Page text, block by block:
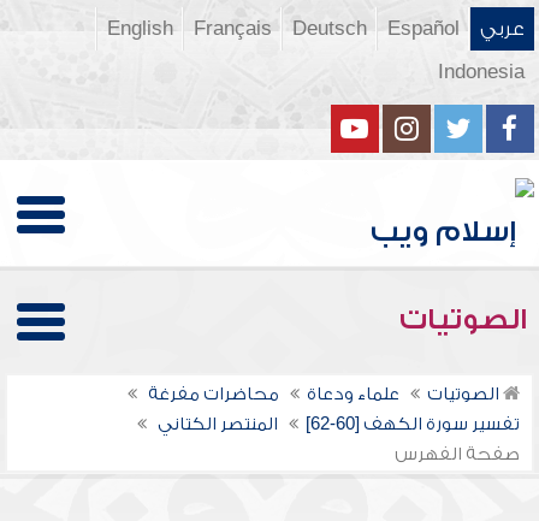
عربي Español
Deutsch
Français
English
Indonesia
الصوتيات
الصوتيات علماء ودعاة
محاضرات مفرغة
تفسير سورة الكهف [60-62]
المنتصر الكتاني
صفحة الفهرس